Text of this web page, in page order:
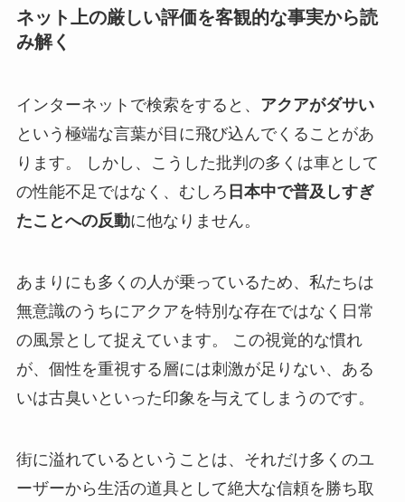
ネット上の厳しい評価を客観的な事実から読
み解く
インターネットで検索をすると、 アクアがダサい
という極端な言葉が目に飛び込んでくることがあ
ります。 しかし、こうした批判の多くは車として
の性能不足ではなく、むしろ 日本中で普及しすぎ
たことへの反動に他なりません。
あまりにも多くの人が乗っているため、私たちは
無意識のうちにアクアを特別な存在ではなく日常
の風景として捉えています。 この視覚的な慣れ
が、個性を重視する層には刺激が足りない、ある
いは古臭いといった印象を与えてしまうのです。
街に溢れているということは、それだけ多くのユ
ーザーから生活の道具として絶大な信頼を勝ち取